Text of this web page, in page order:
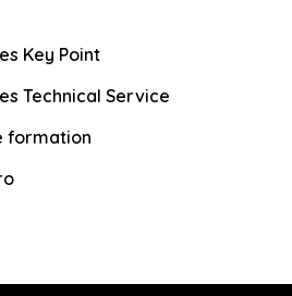
Key Point
Technical Service
formation